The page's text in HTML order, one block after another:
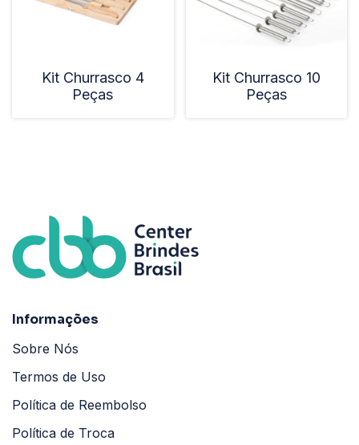
Kit Churrasco 4
Peças
Kit Churrasco 10
Peças
Informações
Sobre Nós
Termos de Uso
Política de Reembolso
Política de Troca